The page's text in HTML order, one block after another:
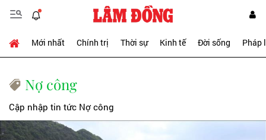
Mới nhất Chính trị Thời sự Kinh tế Đời sống Pháp
Nợ công
Cập nhập tin tức Nợ công